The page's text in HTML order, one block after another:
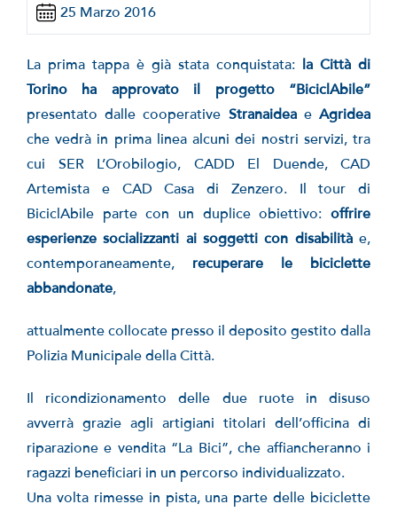
25 Marzo 2016
La prima tappa è già stata conquistata: la Città di
Torino ha approvato il progetto “BiciclAbile”
presentato dalle cooperative StranaideaeAgridea
che vedrà in prima linea alcuni dei nostri servizi, tra
cui SER L’Orobilogio, CADD El Duende, CAD
Artemista e CAD Casa di Zenzero. Il tour di
BiciclAbile parte con un duplice obiettivo: offrire
esperienze socializzanti ai soggetti con disabilitàe,
contemporaneamente, recuperare le biciclette
abbandonate,
attualmente collocate presso il deposito gestito dalla
Polizia Municipale della Città.
Il ricondizionamento delle due ruote in disuso
avverrà grazie agli artigiani titolari dell’officina di
riparazione e vendita “La Bici”, che affiancheranno i
ragazzi beneficiari in un percorso individualizzato.
Una volta rimesse in pista, una parte delle biciclette